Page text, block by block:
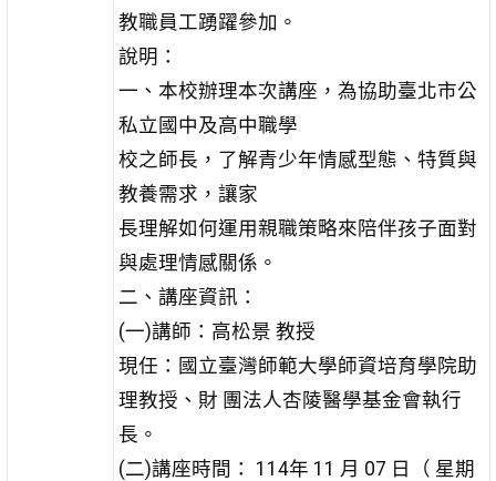
教職員工踴躍參加。
說明：
一、本校辦理本次講座，為協助臺北市公
私立國中及高中職學
校之師長，了解青少年情感型態、特質與
教養需求，讓家
長理解如何運用親職策略來陪伴孩子面對
與處理情感關係。
二、講座資訊：
(一)講師：高松景 教授
現任：國立臺灣師範大學師資培育學院助
理教授、財 團法人杏陵醫學基金會執行
長。
(二)講座時間： 114年 11 月 07 日（ 星期